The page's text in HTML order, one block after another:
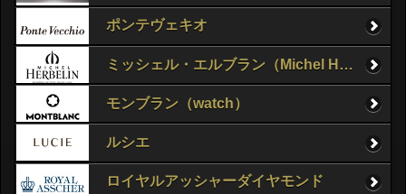
ポンテヴェキオ
ミッシェル・エルブラン（Michel Herbelin）
モンブラン（watch）
ルシエ
ロイヤルアッシャーダイヤモンド